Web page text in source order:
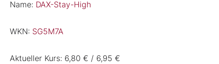
Name: DAX-Stay-High
WKN: SG5M7A
Aktueller Kurs: 6,80 € / 6,95 €